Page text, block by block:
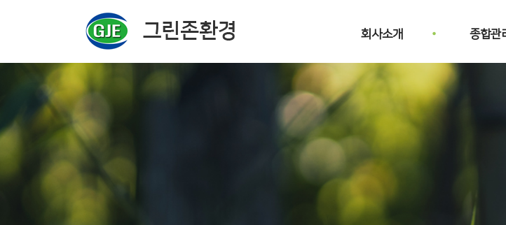
회사소개 종합관